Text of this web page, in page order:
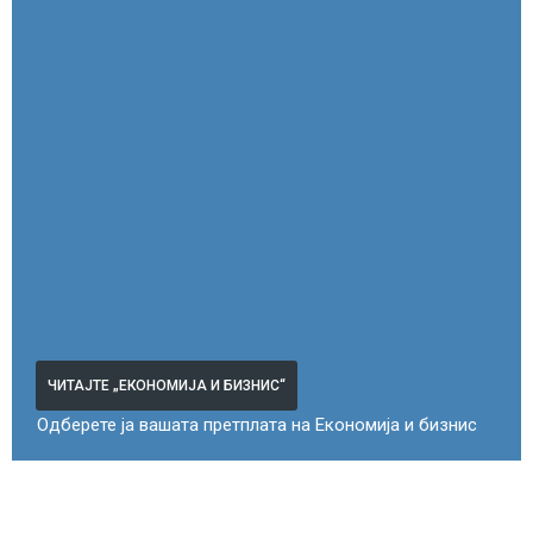
ЧИТАЈТЕ „ЕКОНОМИЈА И БИЗНИС“
Одберете ја вашата претплата на Економија и бизнис